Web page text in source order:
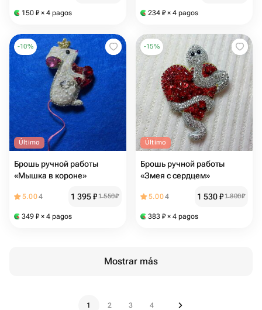
150 ₽ × 4 pagos 234 ₽ × 4 pagos
-10%
Último
Брошь ручной работы
«Мышка в короне»
5.004 1 395₽1 550₽
349 ₽ × 4 pagos
-15%
Último
Брошь ручной работы
«Змея с сердцем»
5.004 1 530₽1 800₽
383 ₽ × 4 pagos
Mostrar más
1 2 3 4